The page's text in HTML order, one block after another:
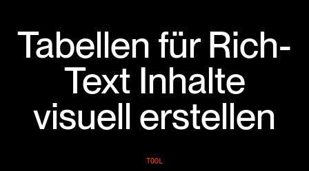
Tabellen für Rich-
Text Inhalte
visuell erstellen
TOOL